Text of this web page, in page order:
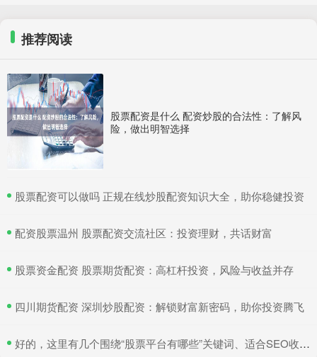
推荐阅读
股票配资是什么 配资炒股的合法性：了解风
险，做出明智选择
​股票配资可以做吗 正规在线炒股配资知识大全，助你稳健投资
​配资股票温州 股票配资交流社区：投资理财，共话财富
​股票资金配资 股票期货配资：高杠杆投资，风险与收益并存
​四川期货配资 深圳炒股配资：解锁财富新密码，助你投资腾飞
​好的，这里有几个围绕“股票平台有哪些”关键词、适合SEO收录的标题，均在以内：